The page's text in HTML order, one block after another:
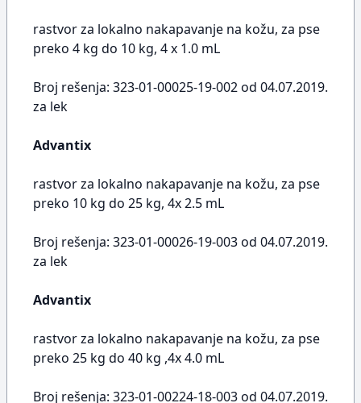
rastvor za lokalno nakapavanje na kožu, za pse
preko 4 kg do 10 kg, 4 x 1.0 mL
Broj rešenja: 323-01-00025-19-002 od 04.07.2019.
za lek
Advantix
rastvor za lokalno nakapavanje na kožu, za pse
preko 10 kg do 25 kg, 4x 2.5 mL
Broj rešenja: 323-01-00026-19-003 od 04.07.2019.
za lek
Advantix
rastvor za lokalno nakapavanje na kožu, za pse
preko 25 kg do 40 kg ,4x 4.0 mL
Broj rešenja: 323-01-00224-18-003 od 04.07.2019.